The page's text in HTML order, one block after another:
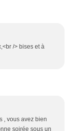
/> bises et à
, vous avez bien
soirée sous un